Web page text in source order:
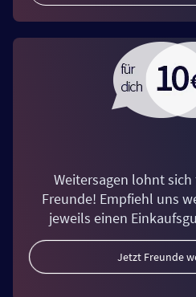
Weitersagen lohnt
Freunde! Empfiehl uns
jeweils einen
Jetzt Freunde